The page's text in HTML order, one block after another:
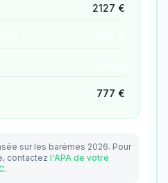
2127 €
777 €
sur les barèmes 2026. Pour
contactez l'APA de votre
.